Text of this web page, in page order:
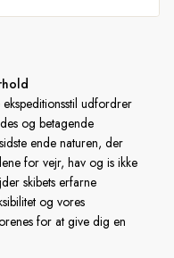
vildmark, der
bevæger os ind i det
at ligge tæt på Alaska.
gennem det berømte
vi ender vores rejse i
USA.
AECO
of Arctic Expedition
nøje AECOs standarder
udfordrer
og betagende
ende naturen, der
for vejr, hav og is ikke
skibets erfarne
og vores
for at give dig en